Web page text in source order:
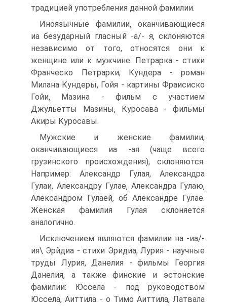
традицией употребления данной фамилии.
Иноязычные фамилии, оканчивающиеся
иа безударный гласный -а/- я, склоняются
независимо от того, относятся они к
женщине или к мужчине: Петрарка - стихи
Франческо Петрарки, Кундера - роман
Милана Кундеры, Гойя - картины Фраисиско
Гойи, Мазина - фильм с участием
Джульетты Мазины, Куросава - фильмы
Акиры Куросавы.
Мужские и женские фамилии,
оканчивающиеся иа -ая (чаще всего
грузинского происхождения), склоняются.
Например: Александр Гулая, Александра
Гулаи, Александру Гулае, Александра Гулаю,
Александром Гулаей, об Александре Гулае.
Женская фамилия Гулая склоняется
аналогично.
Исключением являются фамилии на -иа/-
ия\ Эрйдиа - стихи Эридиа, Лурия - научные
труды Лурия, Данелия - фильмы Георгия
Данелия, а также финские и эстонские
фамилии: Юссела - под руководством
Юссела, Аиттила - о Тимо Аиттила, Латвала